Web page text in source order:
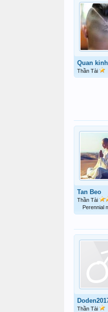
Quan
Thần Tài
Tan Beo
Thần Tài
Perennial
Thần Tài